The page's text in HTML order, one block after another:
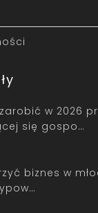
w 2026
się gospo…
biznes w